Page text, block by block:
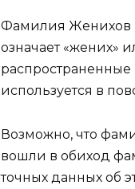
Фамилия Женихов
означает «жених»
распространенные
используется в
Возможно, что
вошли в обиход
точных данных об